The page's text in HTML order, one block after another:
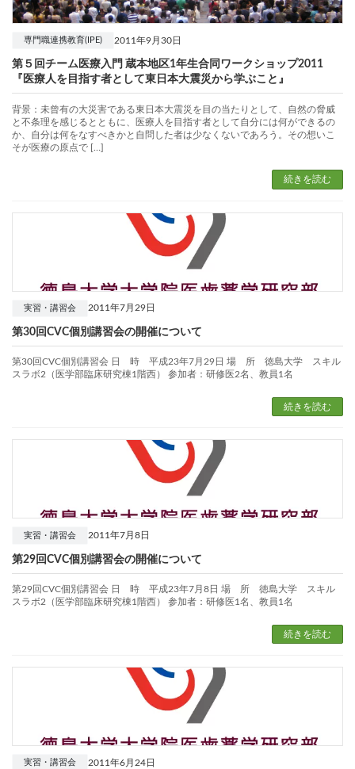
2011年9月30日
専門職連携教育(IPE)
第５回チーム医療入門 蔵本地区1年生合同ワークショップ2011
『医療人を目指す者として東日本大震災から学ぶこと』
背景：未曾有の大災害である東日本大震災を目の当たりとして、自然の脅威
と不条理を感じるとともに、医療人を目指す者として自分には何ができるの
か、自分は何をなすべきかと自問した者は少なくないであろう。その想いこ
そが医療の原点で […]
続きを読む
2011年7月29日
実習・講習会
第30回CVC個別講習会の開催について
第30回CVC個別講習会 日 時 平成23年7月29日 場 所 徳島大学 スキル
スラボ2（医学部臨床研究棟1階西） 参加者：研修医2名、教員1名
続きを読む
2011年7月8日
実習・講習会
第29回CVC個別講習会の開催について
第29回CVC個別講習会 日 時 平成23年7月8日 場 所 徳島大学 スキル
スラボ2（医学部臨床研究棟1階西） 参加者：研修医1名、教員1名
続きを読む
2011年6月24日
実習・講習会